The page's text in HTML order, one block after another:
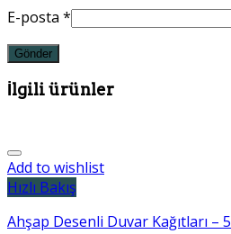
E-posta *
İlgili ürünler
Add to wishlist
Hızlı Bakış
Ahşap Desenli Duvar Kağıtları – 5